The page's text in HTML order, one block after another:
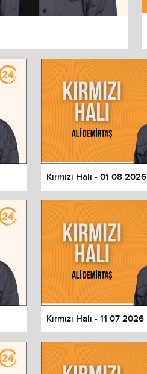
dialog
and close the window.
Done
Kırmızı Halı - 01 08 2026
Kırmızı Halı - 11 07 2026